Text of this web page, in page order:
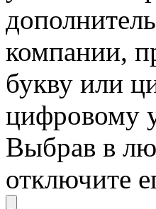
компании,
букву или
цифровому
Выбрав в
отключите